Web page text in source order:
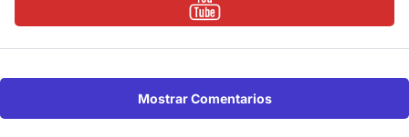
Mostrar Comentarios